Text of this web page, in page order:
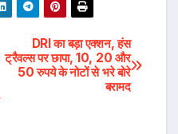
DRI का बड़ा एक्शन, हंस
ट्रैवल्स पर छापा, 10, 20 और
50 रुपये के नोटों से भरे बोरे
बरामद